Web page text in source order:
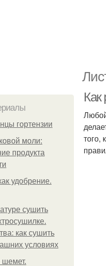
гортензии
моли:
продукта
удобрение.
сушить
как сушить
условиях
шемет.
того,